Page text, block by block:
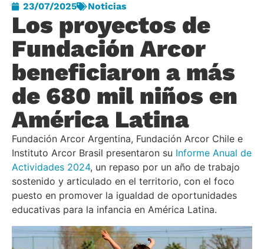
23/07/2025 Noticias
Los proyectos de
Fundación Arcor
beneficiaron a más
de 680 mil niños en
América Latina
Fundación Arcor Argentina, Fundación Arcor Chile e
Instituto Arcor Brasil presentaron su Informe Anual de
Actividades 2024, un repaso por un año de trabajo
sostenido y articulado en el territorio, con el foco
puesto en promover la igualdad de oportunidades
educativas para la infancia en América Latina.